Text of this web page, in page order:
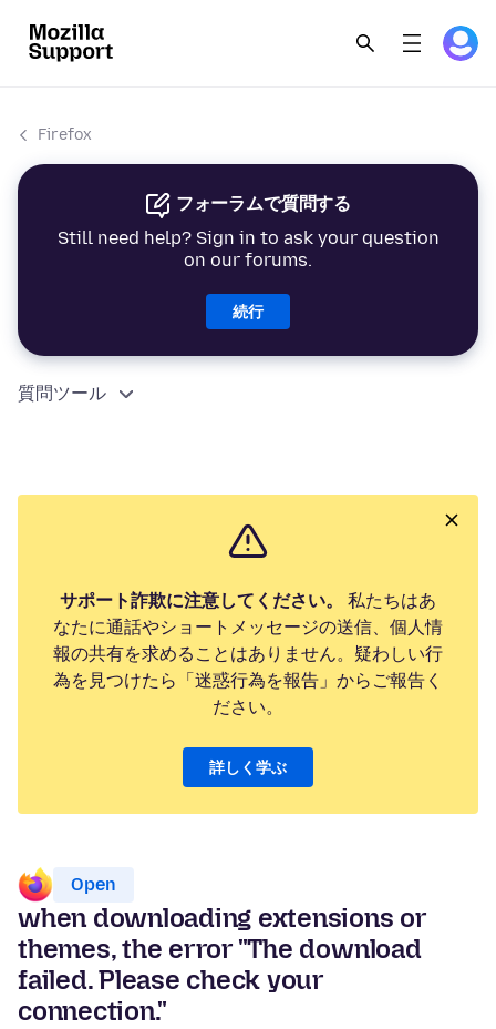
Firefox
フォーラムで質問する
Still need help? Sign in to ask your question
on our forums.
続行
質問ツール
サポート詐欺に注意してください。
私たちはあ
なたに通話やショートメッセージの送信、個人情
報の共有を求めることはありません。疑わしい行
為を見つけたら「迷惑行為を報告」からご報告く
ださい。
詳しく学ぶ
Open
when downloading extensions or
themes, the error "The download
failed. Please check your
connection."